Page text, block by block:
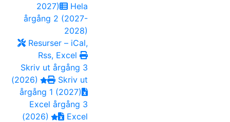
2027)
Hela
årgång 2 (2027-
2028)
Resurser – iCal,
Rss, Excel
Skriv ut årgång 3
(2026)
Skriv ut
årgång 1 (2027)
Excel årgång 3
(2026)
Excel